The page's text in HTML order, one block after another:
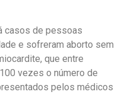
casos de pessoas
e sofreram aborto sem
que entre
vezes o número de
pelos médicos